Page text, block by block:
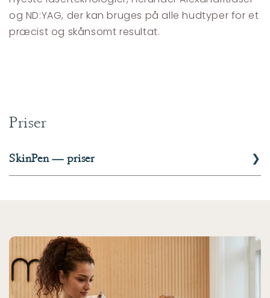
og ND:YAG, der kan bruges på alle hudtyper for et
præcist og skånsomt resultat.
Priser
SkinPen — priser ❯